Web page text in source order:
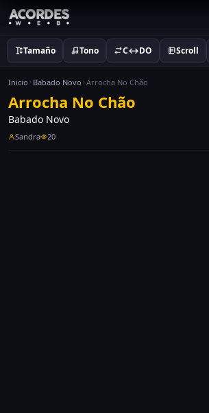
Tamaño Tono C↔DO Scroll
Inicio Babado Novo Arrocha No Chão
Arrocha No Chão
Babado Novo
Sandra 20